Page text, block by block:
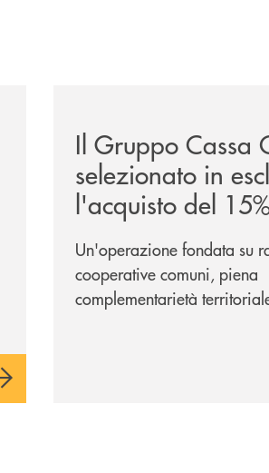
Il Gruppo Cassa
selezionato in
l'acquisto del
Cambiano 1884
Un'operazione fondata su
cooperative comuni, piena
complementarietà